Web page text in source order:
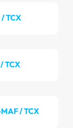
TCX
TCX
/ TCX